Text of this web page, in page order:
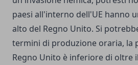
paesi all'interno dell'UE hanno
alto del Regno Unito. Si
termini di produzione oraria, la
Regno Unito è inferiore di oltre